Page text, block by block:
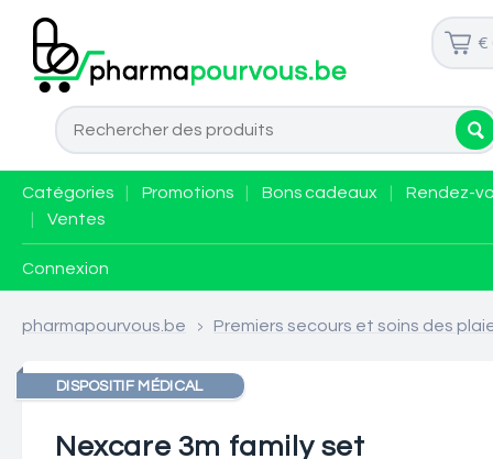
€
Catégories Promotions Bons cadeaux
Rendez-
Ventes
Connexion
pharmapourvous.be > Premiers secours et soins des
DISPOSITIF MÉDICAL
Nexcare 3m family set